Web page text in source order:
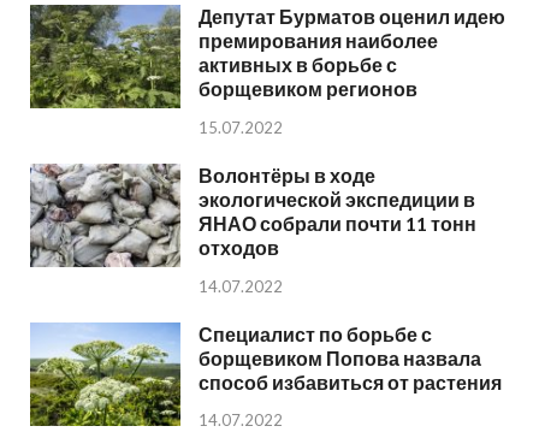
Депутат Бурматов оценил идею
премирования наиболее
активных в борьбе с
борщевиком регионов
15.07.2022
Волонтёры в ходе
экологической экспедиции в
ЯНАО собрали почти 11 тонн
отходов
14.07.2022
Специалист по борьбе с
борщевиком Попова назвала
способ избавиться от растения
14.07.2022